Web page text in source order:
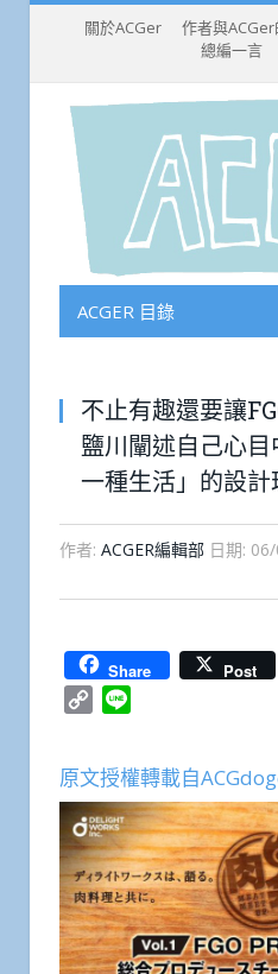
關於ACGer 作者與
總編一言
ACGER 目錄
不止有趣還要讓
鹽川闡述自己心目
一種生活」的設計
作者: ACGER編輯部 日期:
Share Post
Copy
原文授權轉載自